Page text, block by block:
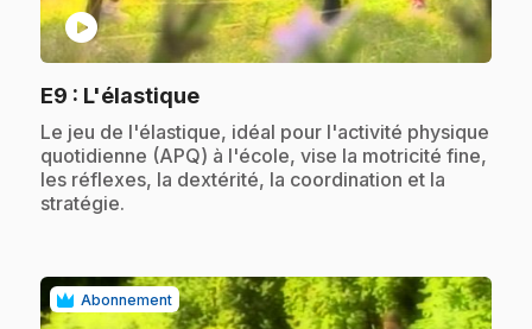
play_circle
E9 : L'élastique.
.Le jeu de l'élastique, idéal pour l'activité physique
quotidienne (APQ) à l'école, vise la motricité fine,
les réflexes, la dextérité, la coordination et la
stratégie.
Abonnement